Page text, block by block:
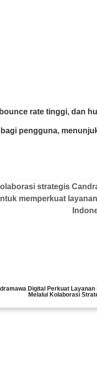
rate tinggi, dan
pengguna,
Digital Perkuat
Melalui Kolaborasi